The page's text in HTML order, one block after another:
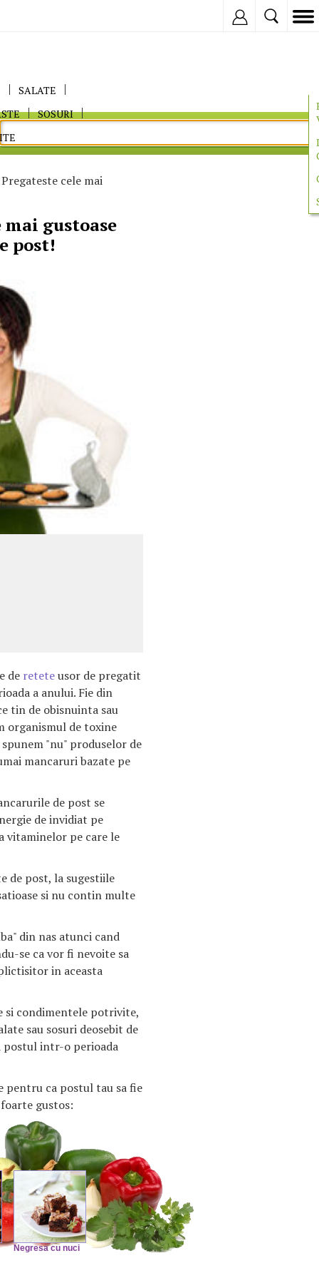
SALATE
SOSURI
cele mai
gustoase
post!
de reteteusor de pregatit
a anului. Fie din
tin de obisnuinta sau
organismul de toxine
"nu" produselor de
mancaruri bazate pe
de post se
de invidiat pe
vitaminelor pe care le
de post, la sugestiile
si nu contin multe
din nas atunci cand
se ca vor fi nevoite sa
in aceasta
si condimentele potrivite,
sau sosuri deosebit de
postul intr-o perioada
ca postul tau sa fie
gustos:
Negresa cu nuci